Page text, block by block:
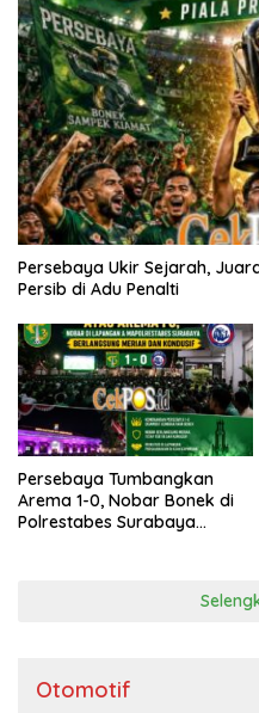
Persebaya Ukir Sejarah,
Persib di Adu Penalti
Persebaya Tumbangkan
Arema 1-0, Nobar Bonek di
Polrestabes Surabaya
Otomotif